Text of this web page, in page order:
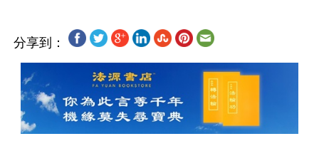
分享到：